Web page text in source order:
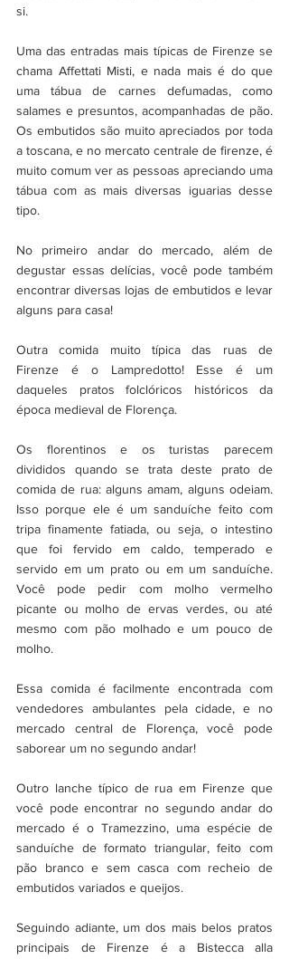
si.
Uma das entradas mais típicas de Firenze se
chama Affettati Misti, e nada mais é do que
uma tábua de carnes defumadas, como
salames e presuntos, acompanhadas de pão.
Os embutidos são muito apreciados por toda
a toscana, e no mercato centrale de firenze, é
muito comum ver as pessoas apreciando uma
tábua com as mais diversas iguarias desse
tipo.
No primeiro andar do mercado, além de
degustar essas delícias, você pode também
encontrar diversas lojas de embutidos e levar
alguns para casa!
Outra comida muito típica das ruas de
Firenze é o Lampredotto! Esse é um
daqueles pratos folclóricos históricos da
época medieval de Florença.
Os florentinos e os turistas parecem
divididos quando se trata deste prato de
comida de rua: alguns amam, alguns odeiam.
Isso porque ele é um sanduíche feito com
tripa finamente fatiada, ou seja, o intestino
que foi fervido em caldo, temperado e
servido em um prato ou em um sanduíche.
Você pode pedir com molho vermelho
picante ou molho de ervas verdes, ou até
mesmo com pão molhado e um pouco de
molho.
Essa comida é facilmente encontrada com
vendedores ambulantes pela cidade, e no
mercado central de Florença, você pode
saborear um no segundo andar!
Outro lanche típico de rua em Firenze que
você pode encontrar no segundo andar do
mercado é o Tramezzino, uma espécie de
sanduíche de formato triangular, feito com
pão branco e sem casca com recheio de
embutidos variados e queijos.
Seguindo adiante, um dos mais belos pratos
principais de Firenze é a Bistecca alla